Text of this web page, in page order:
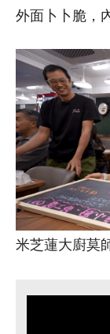
外面卜卜脆，
米芝蓮大廚莫